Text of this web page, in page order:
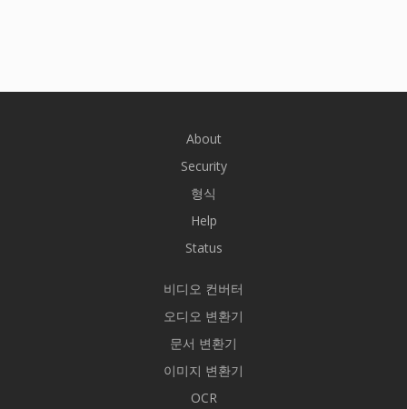
About
Security
형식
Help
Status
비디오 컨버터
오디오 변환기
문서 변환기
이미지 변환기
OCR